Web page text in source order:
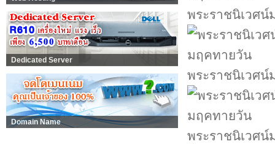
Dedicated Server
Domain Name
พระราชนิเวศ
พระราชนิเวศ
พระราชนิเวศ